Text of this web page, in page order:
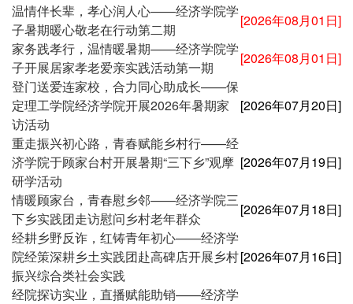
温情伴长辈，孝心润人心——经济学院学
子暑期暖心敬老在行动第二期
[2026年08月01日]
家务践孝行，温情暖暑期——经济学院学
子开展居家孝老爱亲实践活动第一期
[2026年08月01日]
登门送爱连家校，合力同心助成长——保
定理工学院经济学院开展2026年暑期家
访活动
[2026年07月20日]
重走振兴初心路，青春赋能乡村行——经
济学院于顾家台村开展暑期“三下乡”观摩
研学活动
[2026年07月19日]
情暖顾家台，青春慰乡邻——经济学院三
下乡实践团走访慰问乡村老年群众
[2026年07月18日]
经耕乡野反诈，红铸青年初心——经济学
院经策深耕乡土实践团赴高碑店开展乡村
振兴综合类社会实践
[2026年07月16日]
经院探访实业，直播赋能助销——经济学